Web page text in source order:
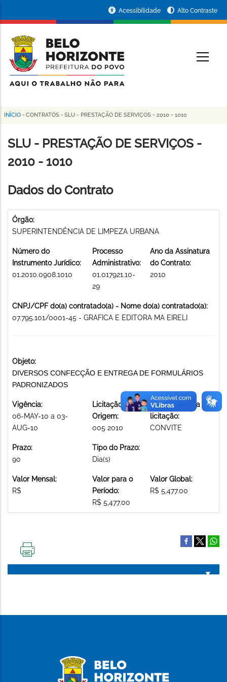
conteúdo
principal
da
Prefeitura
de
Horizonte
Acessibilidade Alto Contraste
Trilha
de
navegação
INÍCIO - CONTRATOS - SLU - PRESTAÇÃO DE SERVIÇOS - 2010 - 1010
SLU - PRESTAÇÃO DE SERVIÇOS -
2010 - 1010
Dados do Contrato
Órgão:
SUPERINTENDÊNCIA DE LIMPEZA URBANA
Número do
Instrumento Jurídico:
01.2010.0908.1010
Processo
Administrativo:
01.017921.10-
29
Ano da Assinatura
do Contrato:
2010
CNPJ/CPF do(a) contratado(a) - Nome do(a) contratado(a):
07.795.101/0001-45 - GRAFICA E EDITORA MA EIRELI
Objeto:
DIVERSOS CONFECÇÃO E ENTREGA DE FORMULÁRIOS
PADRONIZADOS
Vigência:
06-MAY-10 a 03-
AUG-10
Licitação de
Origem:
005 2010
Modalidade da
licitação:
CONVITE
Prazo:
90
Tipo do Prazo:
Dia(s)
Valor Mensal:
R$
Valor para o
Período:
R$ 5,477.00
Valor Global:
R$ 5,477.00
PÁGINA